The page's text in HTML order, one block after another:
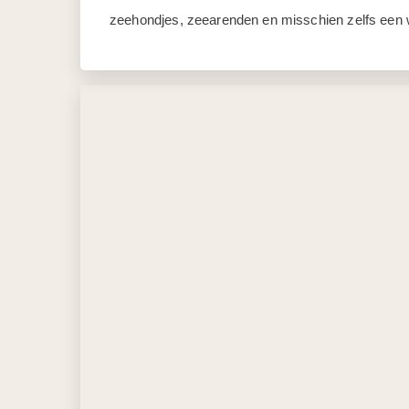
zeehondjes, zeearenden en misschien zelfs een